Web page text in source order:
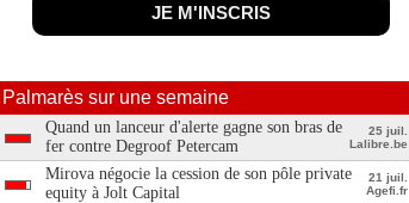
JE M'INSCRIS
Palmarès sur une semaine
Quand un lanceur d'alerte gagne son bras de
fer contre Degroof Petercam
25 juil.
Lalibre.be
Mirova négocie la cession de son pôle private
equity à Jolt Capital
21 juil.
Agefi.fr